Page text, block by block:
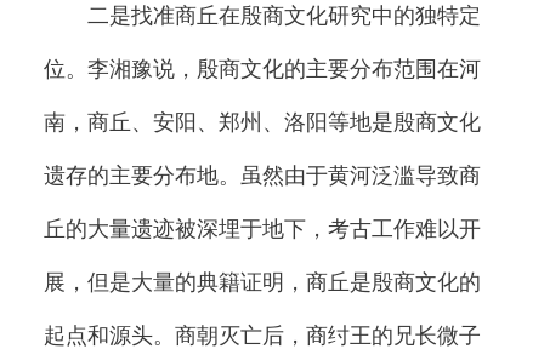
二是找准商丘在殷商文化研究中的独特定
位。李湘豫说，殷商文化的主要分布范围在河
南，商丘、安阳、郑州、洛阳等地是殷商文化
遗存的主要分布地。虽然由于黄河泛滥导致商
丘的大量遗迹被深埋于地下，考古工作难以开
展，但是大量的典籍证明，商丘是殷商文化的
起点和源头。商朝灭亡后，商纣王的兄长微子